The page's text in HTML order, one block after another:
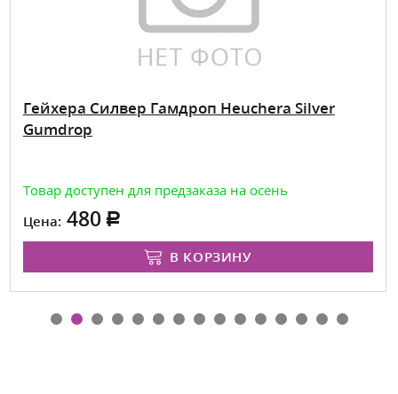
Гейхера Силвер Гамдроп Heuchera Silver
Gumdrop
Товар доступен для предзаказа на осень
Цена: 480
В КОРЗИНУ